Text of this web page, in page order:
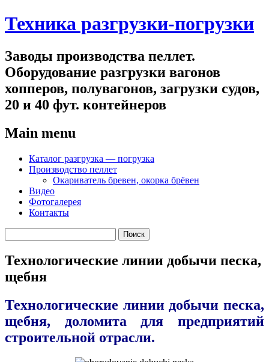
Техника разгрузки-погрузки
Заводы производства пеллет.
Оборудование разгрузки вагонов
хопперов, полувагонов, загрузки судов,
20 и 40 фут. контейнеров
Main menu
Skip
Каталог разгрузка — погрузка
Производство пеллет
Окариватель бревен, окорка брёвен
Видео
Фотогалерея
Контакты
Технологические линии добычи песка,
щебня
Технологические линии добычи песка,
щебня, доломита для предприятий
строительной отрасли.